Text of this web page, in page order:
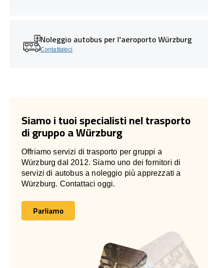
Noleggio autobus per l'aeroporto Würzburg
Contattateci
Siamo i tuoi specialisti nel trasporto
di gruppo a Würzburg
Offriamo servizi di trasporto per gruppi a
Würzburg dal 2012. Siamo uno dei fornitori di
servizi di autobus a noleggio più apprezzati a
Würzburg. Contattaci oggi.
Parliamo
Parliamo